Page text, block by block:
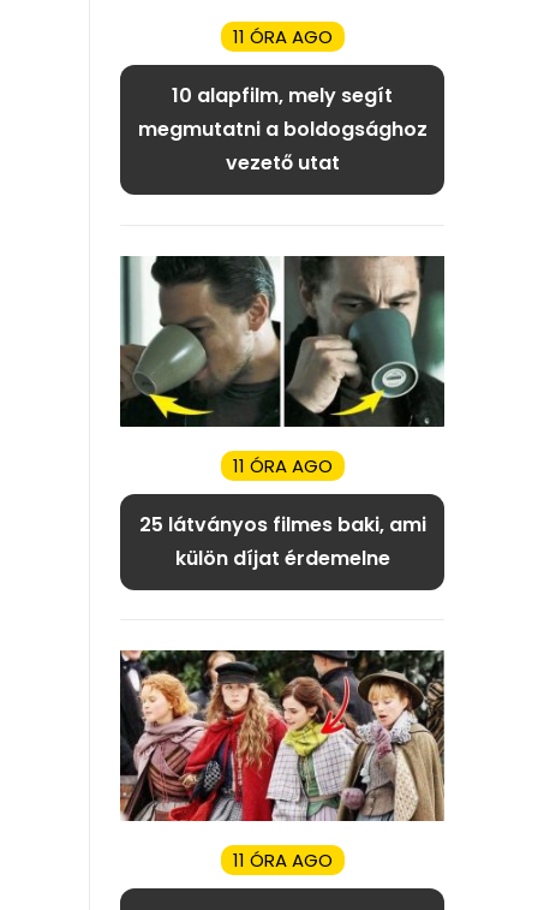
11 ÓRA AGO
10 alapfilm, mely segít
megmutatni a boldogsághoz
vezető utat
11 ÓRA AGO
25 látványos filmes baki, ami
külön díjat érdemelne
11 ÓRA AGO